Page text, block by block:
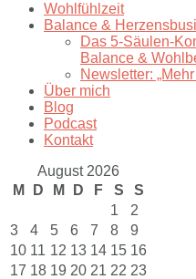
Wohlfühlzeit
Balance &
Das 5-Säulen-
Balance &
Newsletter:
Über mich
Blog
Podcast
Kontakt
August 2026
M
D M D F S
S
1
2
3
4 5 6 7 8
9
10 11 12 13 14 15 16
17 18 19 20 21 22 23